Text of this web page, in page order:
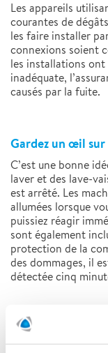
Les appareils
courantes de
les faire installer
connexions soient
les installations ont
inadéquate,
causés par la fuite.
Gardez un œil sur
C’est une bonne
laver et des lave-
est arrêté. Les
allumées lorsque
puissiez réagir
sont également
protection de la
des dommages, il
détectée cinq
Il convient de
peuvent